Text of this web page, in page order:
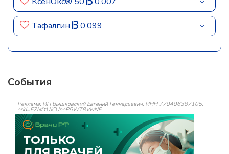
Тафалгин 0.099
События
Реклама: ИП Вышковский Евгений Геннадьевич, ИНН 770406387105,
erid=F7NfYUJCUneP5W78VwNF